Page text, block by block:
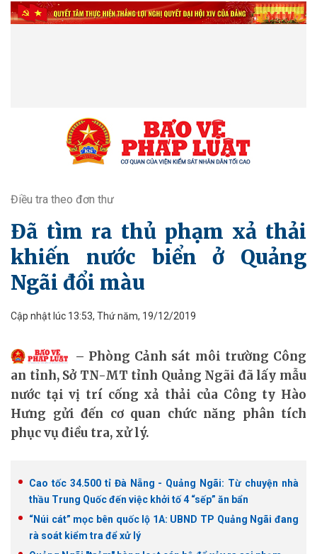
Điều tra theo đơn thư
Đã tìm ra thủ phạm xả thải
khiến nước biển ở Quảng
Ngãi đổi màu
Cập nhật lúc 13:53, Thứ năm, 19/12/2019
Phòng Cảnh sát môi trường Công
an tỉnh, Sở TN-MT tỉnh Quảng Ngãi đã lấy mẫu
nước tại vị trí cống xả thải của Công ty Hào
Hưng gửi đến cơ quan chức năng phân tích
phục vụ điều tra, xử lý.
Cao tốc 34.500 tỉ Đà Nẵng - Quảng Ngãi: Từ chuyện nhà
thầu Trung Quốc đến việc khởi tố 4 “sếp” ăn bẩn
“Núi cát” mọc bên quốc lộ 1A: UBND TP Quảng Ngãi đang
rà soát kiểm tra để xử lý